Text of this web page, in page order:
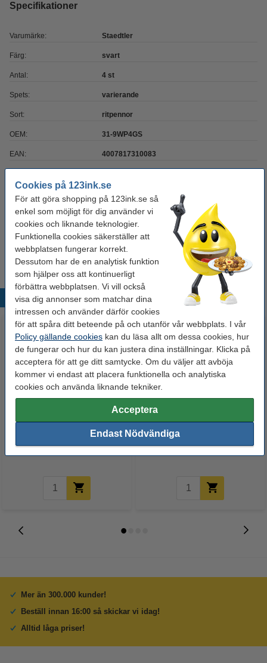
Cookies på 123ink.se
För att göra shopping på 123ink.se så
enkel som möjligt för dig använder vi
cookies och liknande teknologier.
Funktionella cookies säkerställer att
webbplatsen fungerar korrekt.
Dessutom har de en analytisk funktion
som hjälper oss att kontinuerligt
förbättra webbplatsen. Vi vill också
visa dig annonser som matchar dina
intressen och använder därför cookies
för att spåra ditt beteende på och utanför vår webbplats. I vår
Policy gällande cookies kan du läsa allt om dessa cookies, hur
de fungerar och hur du kan justera dina inställningar. Klicka på
acceptera för att ge ditt samtycke. Om du väljer att avböja
kommer vi endast att placera funktionella och analytiska
cookies och använda liknande tekniker.
Acceptera
Endast Nödvändiga
Specifikationer
Varumärke: Staedtler
Färg: svart
Antal: 4 st
Spets: varierande
Sort: ritpennor
OEM: 31-9WP4GS
EAN: 4007817310083
Glöm inte att beställa!
Teckningsblock A5 | Büngers | 135g | 40 ark
Populära produkter
ersätter Brother TZe-231 | svart
text - vit märkband | 12mm x 8m
Fujifilm Instax MINI 46x62mm |
glansigt | 20 ark
Mer än 300.000 kunder!
Beställ innan 16:00 så skickar vi idag!
Alltid låga priser!